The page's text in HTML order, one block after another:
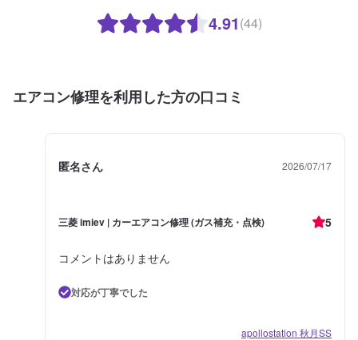
4.91(44)
エアコン修理を利用した方の口コミ
匿名さん 2026/07/17
三菱 imiev | カーエアコン修理 (ガス補充・点検) 5
コメントはありません
対応が丁寧でした
apollostation 秋月SS